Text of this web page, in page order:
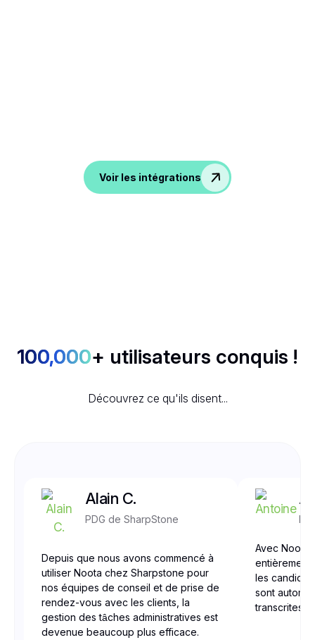
Voir les intégrations
100,000+ utilisateurs conquis !
Découvrez ce qu'ils disent...
Alain C.
PDG de SharpStone
Depuis que nous avons commencé à
utiliser Noota chez Sharpstone pour
nos équipes de conseil et de prise de
rendez-vous avec les clients, la
gestion des tâches administratives est
devenue beaucoup plus efficace.
Avec
entièrement
les
sont
transcrites